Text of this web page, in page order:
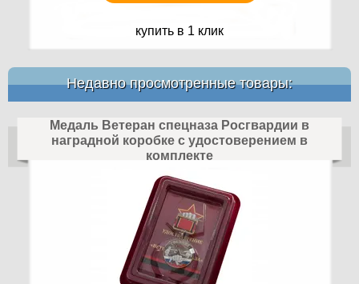
купить в 1 клик
Недавно просмотренные товары:
Медаль Ветеран спецназа Росгвардии в
наградной коробке с удостоверением в
комплекте